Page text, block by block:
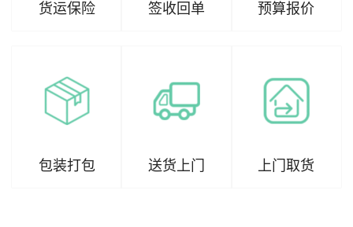
货运保险 签收回单 预算报价
包装打包 送货上门 上门取货